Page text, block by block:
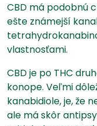
CBD má podobnú
ešte známejší
vlastnosťami.
CBD je po THC
konope. Veľmi
kanabidiole, je, že
ale má skôr